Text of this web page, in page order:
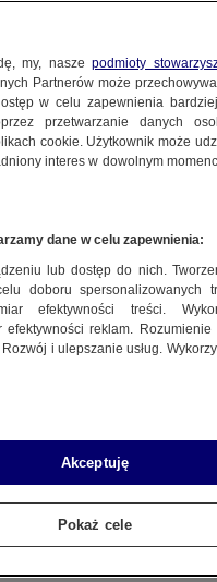
z ciężarówką.
jazdy,
sądownictwie.
KRS: politycy
w piwnicy. Ruszył
my, naszepodmioty
Partnerów może
w celu zapewnienia
przetwarzanie danych
cookie. Użytkownik może
interes w dowolnym
dane w celu zapewnienia:
lub dostęp do nich.
doboru spersonalizowanych
efektywności treści.
efektywności reklam.
i ulepszanie usług.
Akceptuję
Pokaż cele